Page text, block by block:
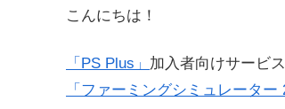
こんにちは！
「PS Plus」 加入者向けサービス
「ファーミングシミュレーター